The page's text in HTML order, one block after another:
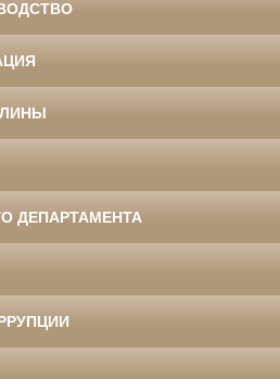
ДЕПАРТАМЕНТА